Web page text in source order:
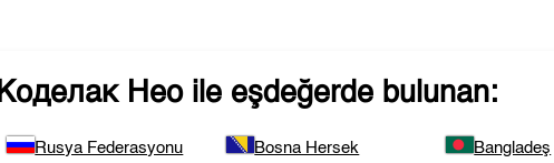
Коделак Неоile eşdeğerde bulunan:
Rusya Federasyonu Bosna Hersek Bangladeş